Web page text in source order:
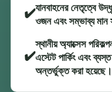
✔️যানবাহনের নেতৃত্বে
ওজন এবং সম্ভাব্য মান
✔️
স্থানীয় অ্যাক্সেস
এস্টেট পার্কিং এবং
অন্তর্ভুক্ত করা হয়েছে।